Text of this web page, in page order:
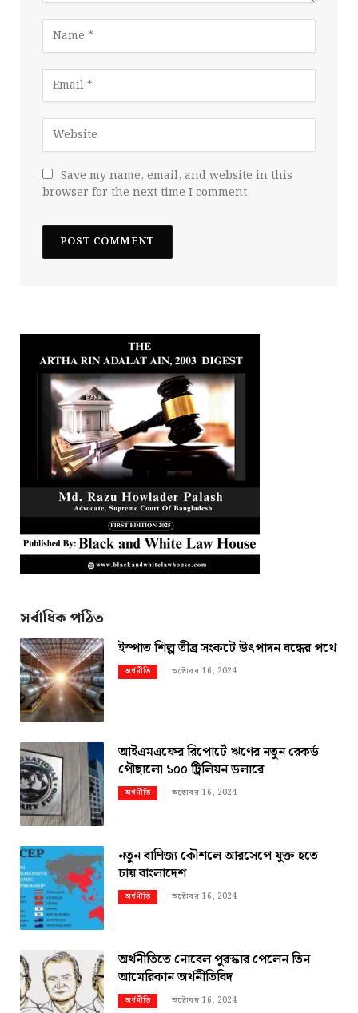
Save my name, email, and website in this
browser for the next time I comment.
সর্বাধিক পঠিত
ইস্পাত শিল্প তীব্র সংকটে উৎপাদন বন্ধের পথে
অর্থনীতি অক্টোবর 16, 2024
আইএমএফের রিপোর্টে ঋণের নতুন রেকর্ড
পৌছালো ১০০ ট্রিলিয়ন ডলারে
অর্থনীতি অক্টোবর 16, 2024
নতুন বাণিজ্য কৌশলে আরসেপে যুক্ত হতে
চায় বাংলাদেশ
অর্থনীতি অক্টোবর 16, 2024
অর্থনীতিতে নোবেল পুরস্কার পেলেন তিন
আমেরিকান অর্থনীতিবিদ
অর্থনীতি অক্টোবর 16, 2024